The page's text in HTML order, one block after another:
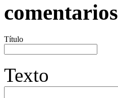
comentarios
Título
Texto